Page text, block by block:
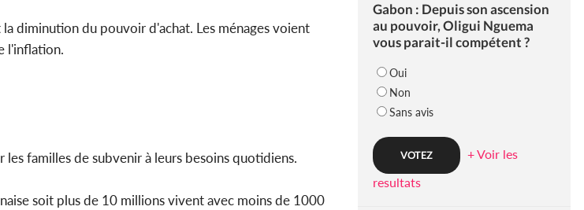
diminution du pouvoir d'achat. Les ménages voient
l'inflation.
familles de subvenir à leurs besoins quotidiens.
soit plus de 10 millions vivent avec moins de 1000
Gabon : Depuis son ascension
au pouvoir, Oligui Nguema
vous parait-il compétent ?
Oui
Non
Sans avis
+ Voir les
resultats